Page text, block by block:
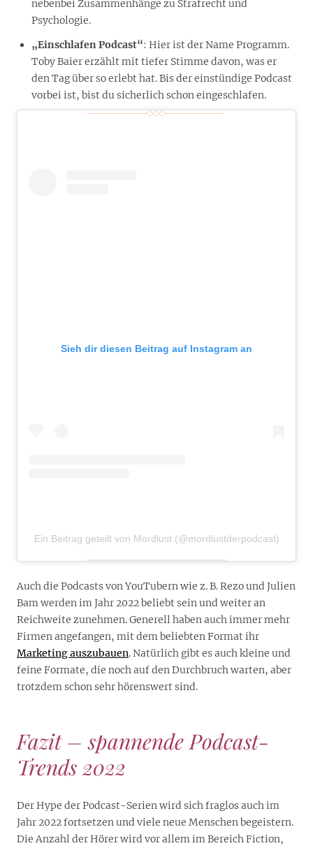
nebenbei Zusammenhänge zu Strafrecht und
Psychologie.
„Einschlafen Podcast“: Hier ist der Name Programm.
Toby Baier erzählt mit tiefer Stimme davon, was er
den Tag über so erlebt hat. Bis der einstündige Podcast
vorbei ist, bist du sicherlich schon eingeschlafen.
Sieh dir diesen Beitrag auf Instagram an
Ein Beitrag geteilt von Mordlust (@mordlustderpodcast)
Auch die Podcasts von YouTubern wie z. B. Rezo und Julien
Bam werden im Jahr 2022 beliebt sein und weiter an
Reichweite zunehmen. Generell haben auch immer mehr
Firmen angefangen, mit dem beliebten Format ihr
Marketing auszubauen. Natürlich gibt es auch kleine und
feine Formate, die noch auf den Durchbruch warten, aber
trotzdem schon sehr hörenswert sind.
Fazit – spannende Podcast-
Trends 2022
Der Hype der Podcast-Serien wird sich fraglos auch im
Jahr 2022 fortsetzen und viele neue Menschen begeistern.
Die Anzahl der Hörer wird vor allem im Bereich Fiction,